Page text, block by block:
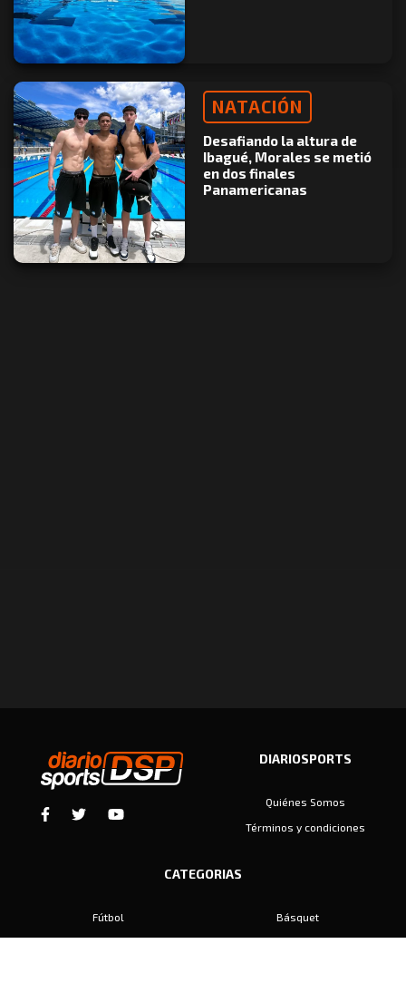
NATACIÓN
Desafiando la altura de
Ibagué, Morales se metió
en dos finales
Panamericanas
DIARIOSPORTS
Quiénes Somos
Términos y condiciones
CATEGORIAS
Fútbol
Básquet